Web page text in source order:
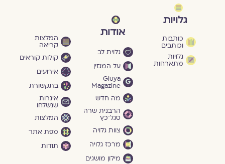
גלויות
כותבות
וכותבים
גלויות
מתארחות
אודות
גלוית לב
על המגזין
Gluya
Magazine
מה חדש
הרבנית שרה
סגל־כץ
צוות גלויה
מרכז גלויה
מילון מושגים
המלצות
קריאה
קולות קוראים
אירועים
בתקשורת
איגרות
שנשלחו
המלצות
מפת אתר
תודות